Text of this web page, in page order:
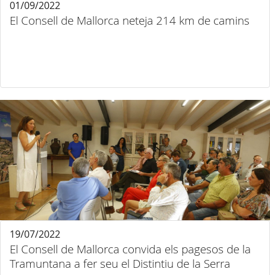
El Consell de Mallorca neteja 214 km de camins
01/09/2022
El Consell de Mallorca convida els pagesos de la
Tramuntana a fer seu el Distintiu de la Serra
19/07/2022